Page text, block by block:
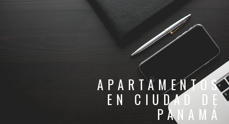
APARTAMENTOS
EN CIUDAD DE
PANAMÁ